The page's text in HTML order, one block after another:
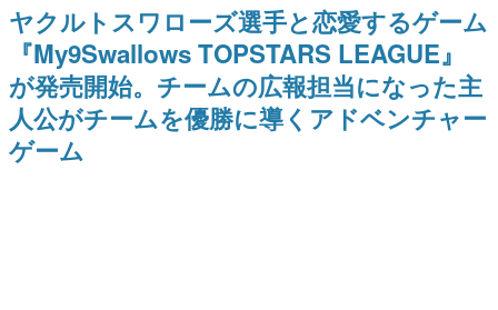
ゲームの企画書
名作ゲームクリエイターの方々に製作時のエピソードをお
聞きし、ヒットする企画（ゲーム）とは何か？を探ってい
きます。
赫本
この物語を解いてはいけない。『赫本』は、〈試験問題〉
敗すると「YOU DIED」
Rewards Program」を発表
ヤクルトスワローズ選手と恋愛するゲーム
『My9Swallows TOPSTARS LEAGUE』
が発売開始。チームの広報担当になった主
人公がチームを優勝に導くアドベンチャー
ゲーム